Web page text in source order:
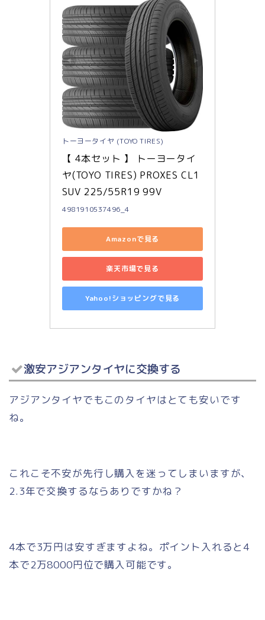
トーヨータイヤ (TOYO TIRES)
【 4本セット 】 トーヨータイ
ヤ(TOYO TIRES) PROXES CL1
SUV 225/55R19 99V
4981910537496_4
Amazonで見る
楽天市場で見る
Yahoo!ショッピングで見る
激安アジアンタイヤに交換する
アジアンタイヤでもこのタイヤはとても安いです
ね。
これこそ不安が先行し購入を迷ってしまいますが、
2.3年で交換するならありですかね？
4本で3万円は安すぎますよね。ポイント入れると4
本で2万8000円位で購入可能です。